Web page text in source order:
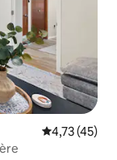
Évaluation
4,73 (45)